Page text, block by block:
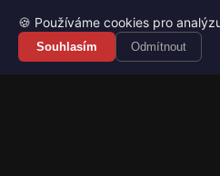
Váš průvodce světem
slovenské
🍪 Používáme cookies pro
Souhlasím Odmítnout